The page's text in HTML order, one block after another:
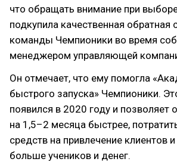
что обращать внимание при
подкупила качественная обратная
команды Чемпионики во время
менеджером управляющей
Он отмечает, что ему помогла
быстрого запуска» Чемпионики.
появился в 2020 году и
на 1,5–2 месяца быстрее,
средств на привлечение клиентов
больше учеников и денег.